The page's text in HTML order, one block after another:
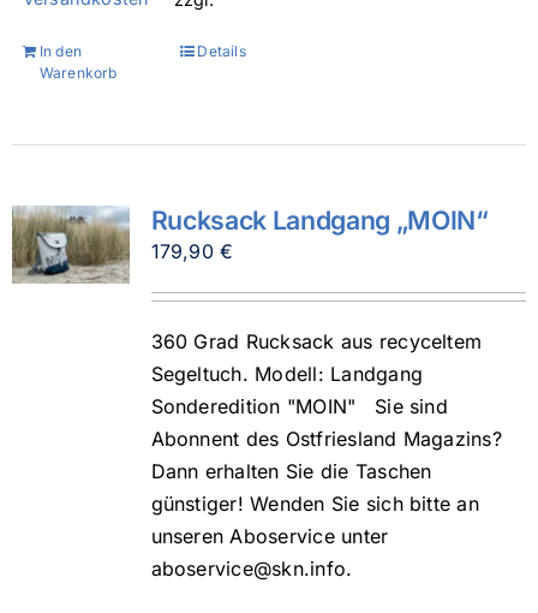
In den
Warenkorb
Details
Rucksack Landgang „MOIN“
179,90€
360 Grad Rucksack aus recyceltem
Segeltuch. Modell: Landgang
Sonderedition "MOIN" Sie sind
Abonnent des Ostfriesland Magazins?
Dann erhalten Sie die Taschen
günstiger! Wenden Sie sich bitte an
unseren Aboservice unter
aboservice@skn.info.